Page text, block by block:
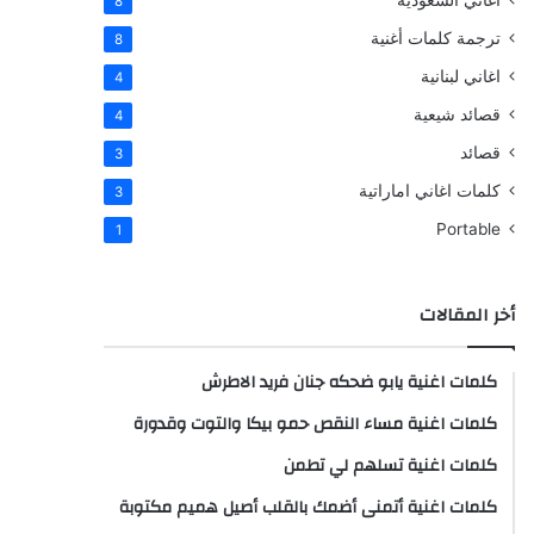
ترجمة كلمات أغنية 8
اغاني لبنانية 4
قصائد شيعية 4
قصائد 3
كلمات اغاني اماراتية 3
Portable
1
أخر المقالات
كلمات اغنية يابو ضحكه جنان فريد الاطرش
كلمات اغنية مساء النقص حمو بيكا والتوت وقدورة
كلمات اغنية تسلهم لي تطمن
كلمات اغنية أتمنى أضمك بالقلب أصيل هميم مكتوبة